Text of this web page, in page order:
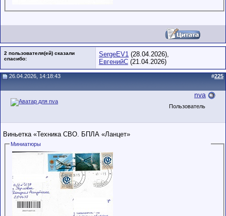
2 пользователя(ей) сказали
cпасибо:
SergeEV1 (28.04.2026),
ЕвгенийС (21.04.2026)
26.04.2026, 14:18:43 #225
nva
Пользователь
Виньетка «Техника СВО. БПЛА «Ланцет»
Миниатюры